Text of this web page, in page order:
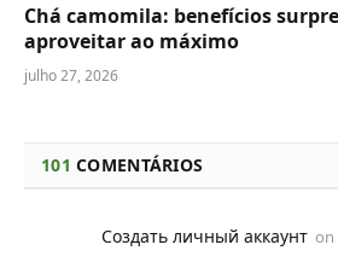
Chá camomila: benefícios
aproveitar ao máximo
julho 27, 2026
101 COMENTÁRIOS
Создать личный аккаунт on